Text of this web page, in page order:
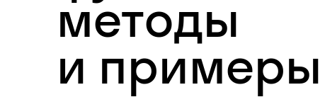
методы
и примеры